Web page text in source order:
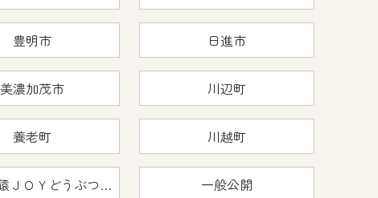
豊明市 日進市
美濃加茂市 川辺町
養老町 川越町
おうちで猿ＪＯＹどうぶつえん 一般公開